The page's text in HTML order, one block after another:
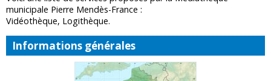
municipale Pierre Mendès-France :
Vidéothèque, Logithèque.
Informations générales